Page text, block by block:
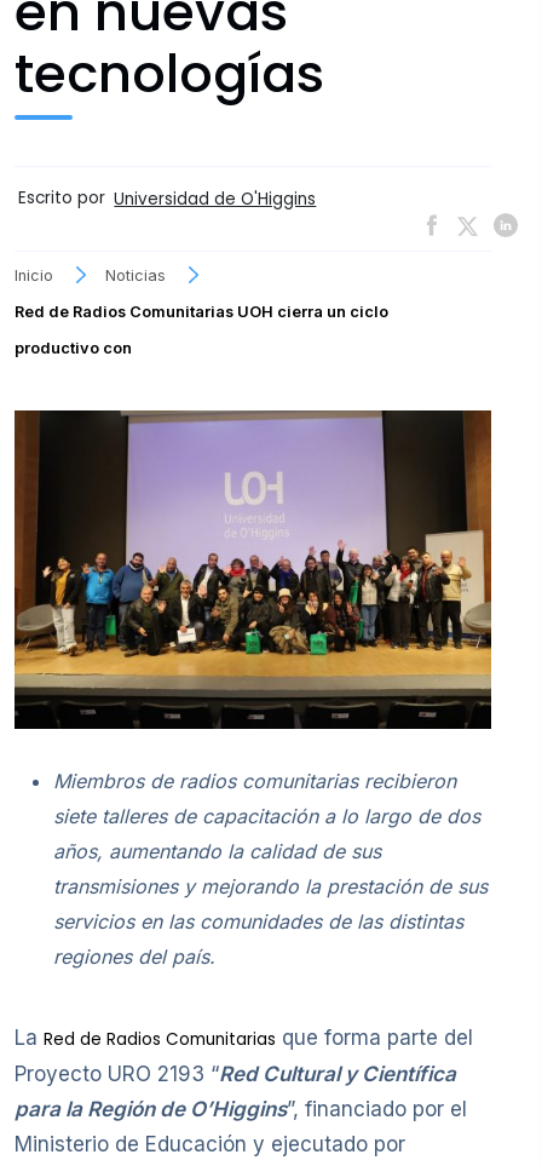
tecnologías
Escrito por Universidad de O'Higgins
Inicio
Noticias
Red de Radios Comunitarias UOH cierra un ciclo
productivo con
Miembros de radios comunitarias recibieron
siete talleres de capacitación a lo largo de dos
años, aumentando la calidad de sus
transmisiones y mejorando la prestación de sus
servicios en las comunidades de las distintas
regiones del país.
La Red de Radios Comunitarias que forma parte del
Proyecto URO 2193 “Red Cultural y Científica
para la Región de O’Higgins”, financiado por el
Ministerio de Educación y ejecutado por